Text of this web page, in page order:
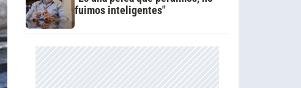
fuimos inteligentes"